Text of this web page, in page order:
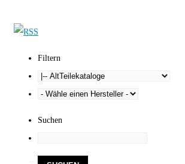
Filtern
Suchen